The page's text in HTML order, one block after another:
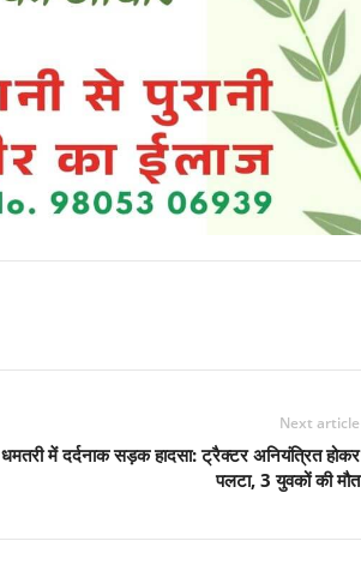
Next article
धमतरी में दर्दनाक सड़क हादसा: ट्रैक्टर अनियंत्रित होकर
पलटा, 3 युवकों की मौत